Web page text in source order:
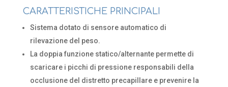
CARATTERISTICHE PRINCIPALI
Sistema dotato di sensore automatico di
rilevazione del peso.
La doppia funzione statico/alternante permette di
scaricare i picchi di pressione responsabili della
occlusione del distretto precapillare e prevenire la